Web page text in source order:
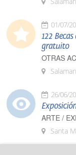
01/07/
122
gratuito
OTRAS
26/06/
ARTE /
Santa